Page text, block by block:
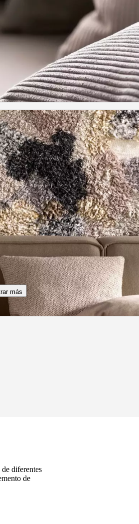
más
diferentes
de